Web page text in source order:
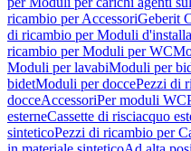
ricambio per AccessoriGeberit
di ricambio per Moduli
ricambio per Moduli per WC
Moduli per lavabiModuli per
bidetModuli per doccePezzi di
docceAccessoriPer moduli WC
esterneCassette di risciacquo
sinteticoPezzi di ricambio per